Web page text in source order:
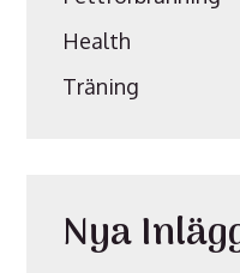
Health
Träning
Nya